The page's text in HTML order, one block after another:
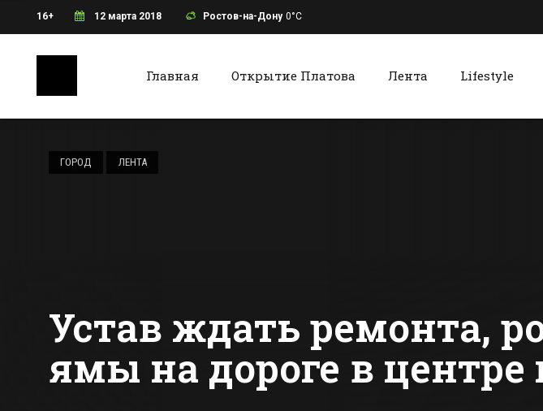
16+ 12 марта 2018 Ростов-на-Дону 0°C
Главная Открытие Платова Лента Lifestyle
ГОРОД ЛЕНТА
Устав ждать ремонта,
ямы на дороге в центре